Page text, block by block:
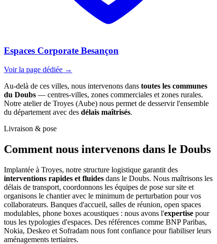
Espaces Corporate Besançon
Voir la page dédiée →
Au-delà de ces villes, nous intervenons dans toutes les communes
du Doubs — centres-villes, zones commerciales et zones rurales.
Notre atelier de Troyes (Aube) nous permet de desservir l'ensemble
du département avec des délais maîtrisés.
Livraison & pose
Comment nous intervenons dans le Doubs
Implantée à Troyes, notre structure logistique garantit des
interventions rapides et fluides dans le Doubs. Nous maîtrisons les
délais de transport, coordonnons les équipes de pose sur site et
organisons le chantier avec le minimum de perturbation pour vos
collaborateurs. Banques d'accueil, salles de réunion, open spaces
modulables, phone boxes acoustiques : nous avons l'expertise pour
tous les typologies d'espaces. Des références comme BNP Paribas,
Nokia, Deskeo et Sofradam nous font confiance pour fiabiliser leurs
aménagements tertiaires.